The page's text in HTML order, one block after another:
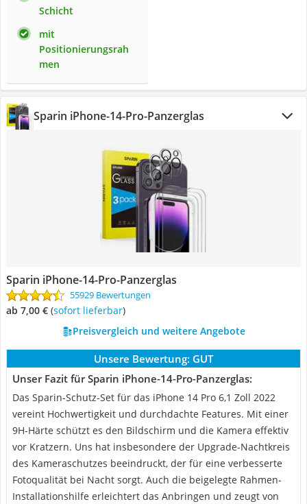
Schicht
mit
Positionierungsrah
men
Sparin iPhone-14-Pro-Panzerglas
Sparin iPhone-14-Pro-Panzerglas
55929 Bewertungen
ab 7,00 € ( Sofort lieferbar)
Preisvergleich und weitere Angebote
Unsere Bewertung: GUT
Unser Fazit für Sparin iPhone-14-Pro-Panzerglas:
Das Sparin-Schutz-Set für das iPhone 14 Pro 6,1 Zoll 2022
vereint Hochwertigkeit und durchdachte Features. Mit einer
9H-Härte schützt es den Bildschirm und die Kamera effektiv
vor Kratzern. Uns hat insbesondere der Upgrade-Nachtkreis
des Kameraschutzes beeindruckt, der für eine verbesserte
Fotoqualität bei Nacht sorgt. Auch die beigelegte Rahmen-
Installationshilfe erleichtert das Anbringen und zeugt von